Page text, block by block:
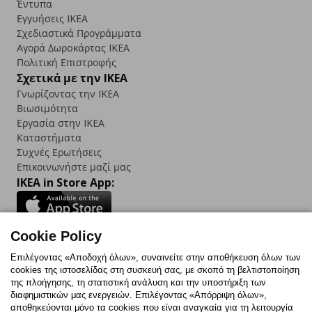
Έντυπα
Εγγυήσεις IKEA
Σχεδιαστικά Προγράμματα
Αγορά Δωρoκάρτας IKEA
Πολιτική Επιστροφής
Σχετικά με την IKEA
Γνωρίζοντας την IKEA
Βιωσιμότητα
Εργασία στην IKEA
Καταστήματα
Συχνές Ερωτήσεις
Επικοινωνήστε μαζί μας
IKEA in Store App:
Follow us:
FacebookInstagram
TikTokYoutubePinterestTwitter
Cookie Policy
Επιλέγοντας «Αποδοχή όλων», συναινείτε στην αποθήκευση όλων των
cookies της ιστοσελίδας στη συσκευή σας, με σκοπό τη βελτιστοποίηση
της πλοήγησης, τη στατιστική ανάλυση και την υποστήριξη των
διαφημιστικών μας ενεργειών. Επιλέγοντας «Απόρριψη όλων»,
αποθηκεύονται μόνο τα cookies που είναι αναγκαία για τη λειτουργία